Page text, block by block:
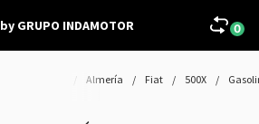
by GRUPO INDAMOTOR 0
Almería / Fiat / 500X /